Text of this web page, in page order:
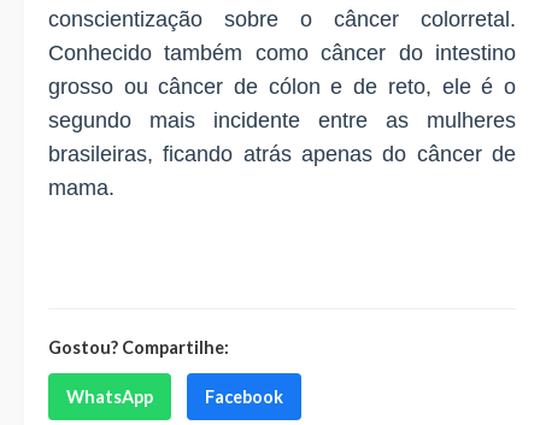
conscientização sobre o câncer colorretal.
Conhecido também como câncer do intestino
grosso ou câncer de cólon e de reto, ele é o
segundo mais incidente entre as mulheres
brasileiras, ficando atrás apenas do câncer de
mama.
Gostou? Compartilhe:
WhatsApp Facebook